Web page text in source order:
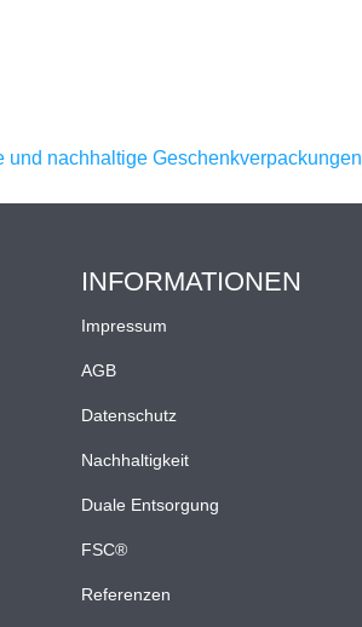
nachhaltige Geschenkverpackungen
INFORMATIONEN
Impressum
AGB
Datenschutz
Nachhaltigkeit
Duale Entsorgung
FSC®
Referenzen